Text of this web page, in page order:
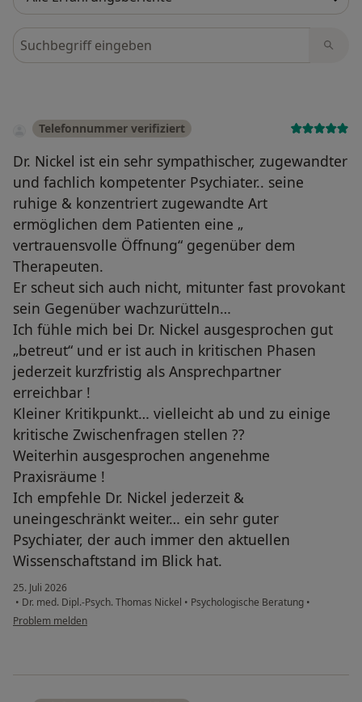
Bewertungen durchsuchen
Telefonnummer verifiziert
Dr. Nickel ist ein sehr sympathischer, zugewandter
und fachlich kompetenter Psychiater.. seine
ruhige & konzentriert zugewandte Art
ermöglichen dem Patienten eine „
vertrauensvolle Öffnung“ gegenüber dem
Therapeuten.
Er scheut sich auch nicht, mitunter fast provokant
sein Gegenüber wachzurütteln…
Ich fühle mich bei Dr. Nickel ausgesprochen gut
„betreut“ und er ist auch in kritischen Phasen
jederzeit kurzfristig als Ansprechpartner
erreichbar !
Kleiner Kritikpunkt… vielleicht ab und zu einige
kritische Zwischenfragen stellen ??
Weiterhin ausgesprochen angenehme
Praxisräume !
Ich empfehle Dr. Nickel jederzeit &
uneingeschränkt weiter… ein sehr guter
Psychiater, der auch immer den aktuellen
Wissenschaftstand im Blick hat.
25. Juli 2026
• Dr. med. Dipl.-Psych. Thomas Nickel • Psychologische Beratung •
Problem melden